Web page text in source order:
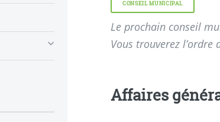
CONSEIL MUNICIPAL
Le prochain conseil
Vous trouverez
Affaires